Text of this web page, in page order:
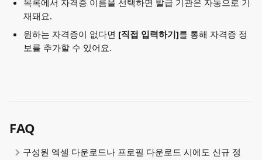
목록에서 자격증 이름을 선택하면 발급 기관은 자동으로 기
재돼요.
원하는 자격증이 없다면 [직접 입력하기]를 통해 자격증 정
보를 추가할 수 있어요.
FAQ
구성원 엑셀 다운로드나 프로필 다운로드 시에도 신규 정